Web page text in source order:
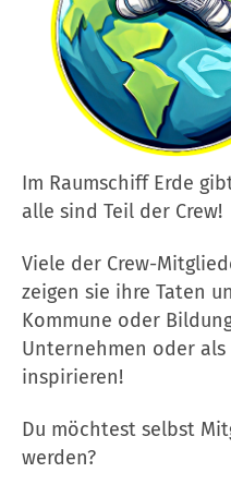
Im Raumschiff Erde
alle sind Teil der Crew!
Viele der Crew-
zeigen sie ihre Taten
Kommune oder
Unternehmen oder als
inspirieren!
Du möchtest selbst
werden?